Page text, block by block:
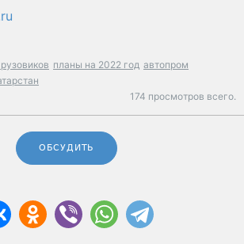
планы на 2022 год автопром
174 просмотров всего.
ОБСУДИТЬ